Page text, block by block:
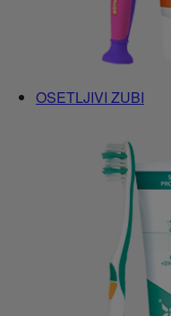
OSETLJIVI ZUBI